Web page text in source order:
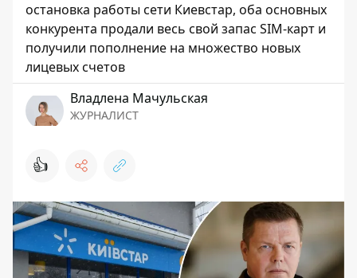
остановка работы сети Киевстар, оба основных
конкурента продали весь свой запас SIM-карт и
получили пополнение на множество новых
лицевых счетов
Владлена Мачульская
ЖУРНАЛИСТ
👍